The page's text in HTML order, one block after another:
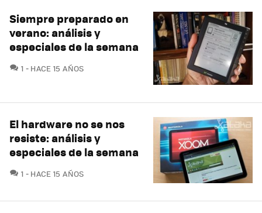
Siempre preparado en
verano: análisis y
especiales de la semana
1 COMENTARIOS
HACE 15 AÑOS
El hardware no se nos
resiste: análisis y
especiales de la semana
1 COMENTARIOS
HACE 15 AÑOS